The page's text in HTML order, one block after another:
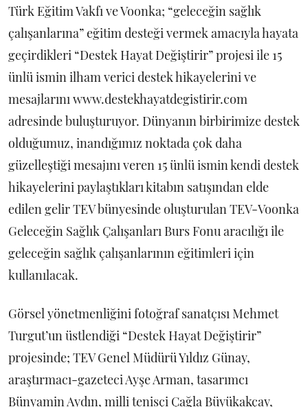
Türk Eğitim Vakfı ve Voonka; “geleceğin sağlık
çalışanlarına” eğitim desteği vermek amacıyla hayata
geçirdikleri “Destek Hayat Değiştirir” projesi ile 15
ünlü ismin ilham verici destek hikayelerini ve
mesajlarını www.destekhayatdegistirir.com
adresinde buluşturuyor. Dünyanın birbirimize destek
olduğumuz, inandığımız noktada çok daha
güzelleştiği mesajını veren 15 ünlü ismin kendi destek
hikayelerini paylaştıkları kitabın satışından elde
edilen gelir TEV bünyesinde oluşturulan TEV-Voonka
Geleceğin Sağlık Çalışanları Burs Fonu aracılığı ile
geleceğin sağlık çalışanlarının eğitimleri için
kullanılacak.
Görsel yönetmenliğini fotoğraf sanatçısı Mehmet
Turgut’un üstlendiği “Destek Hayat Değiştirir”
projesinde; TEV Genel Müdürü Yıldız Günay,
araştırmacı-gazeteci Ayşe Arman, tasarımcı
Bünyamin Aydın, milli tenisçi Çağla Büyükakçay,